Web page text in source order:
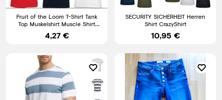
Fruit of the Loom T-Shirt Tank
Top Muskelshirt Muscle Shirt
Herren Shirt S - 5XL
4,27 €
SECURITY SICHERHEIT Herren
Shirt CrazyShirt
10,95 €